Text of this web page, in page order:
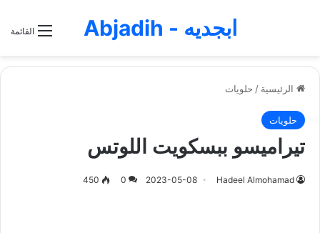
القائمة ابجديه - Abjadih
الرئيسية / حلويات
حلويات
تيراميسو ببسكويت اللوتس
Hadeel Almohamad
2023-05-08
0
450